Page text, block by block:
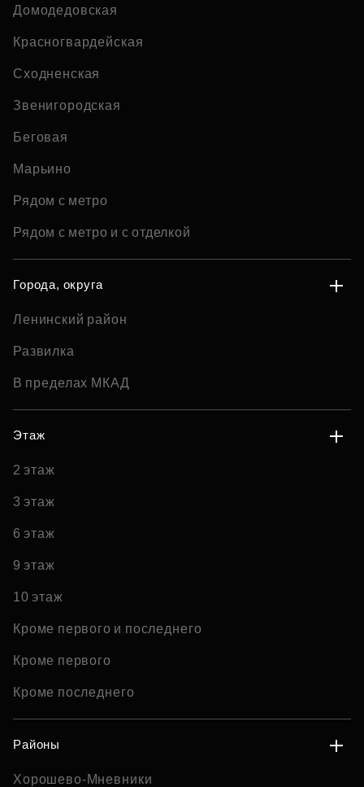
Домодедовская
Красногвардейская
Сходненская
Звенигородская
Беговая
Марьино
Рядом с метро
Рядом с метро и с отделкой
Города, округа
Ленинский район
Развилка
В пределах МКАД
Этаж
2 этаж
3 этаж
6 этаж
9 этаж
10 этаж
Кроме первого и последнего
Кроме первого
Кроме последнего
Районы
Хорошево-Мневники